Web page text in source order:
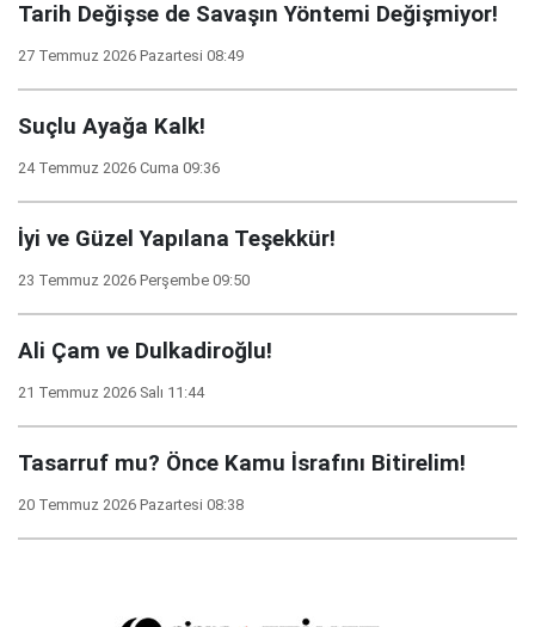
Tarih Değişse de Savaşın Yöntemi Değişmiyor!
27 Temmuz 2026 Pazartesi 08:49
Suçlu Ayağa Kalk!
24 Temmuz 2026 Cuma 09:36
İyi ve Güzel Yapılana Teşekkür!
23 Temmuz 2026 Perşembe 09:50
Ali Çam ve Dulkadiroğlu!
21 Temmuz 2026 Salı 11:44
Tasarruf mu? Önce Kamu İsrafını Bitirelim!
20 Temmuz 2026 Pazartesi 08:38